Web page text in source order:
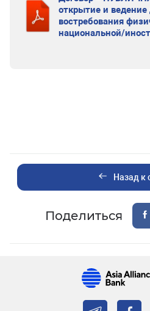
открытие и ведение
востребования
национальной/
Назад к
Поделиться